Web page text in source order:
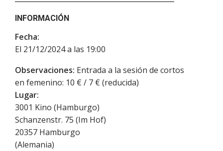
INFORMACIÓN
Fecha:
El 21/12/2024 a las 19:00
Observaciones: Entrada a la sesión de cortos
en femenino: 10 € / 7 € (reducida)
Lugar:
3001 Kino (Hamburgo)
Schanzenstr. 75 (Im Hof)
20357 Hamburgo
(Alemania)